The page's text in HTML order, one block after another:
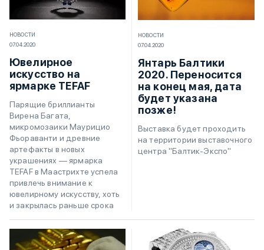
НОВОСТИ
07.04.2020
Ювелирное
искусство на
ярмарке TEFAF
Парящие бриллианты
Вирена Багата,
микромозаики Маурицио
Фьораванти и древние
артефакты в новых
украшениях — ярмарка
TEFAF в Маастрихте успела
привлечь внимание к
ювелирному искусству, хоть
и закрылась раньше срока
НОВОСТИ
07.04.2020
Янтарь Балтики
2020. Переносится
на конец мая, дата
будет указана
позже!
Выставка будет проходить
на территории выставочного
центра "Балтик-Экспо"